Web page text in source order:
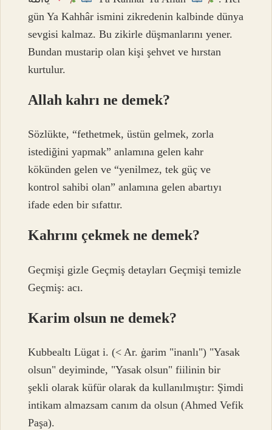
gün Ya Kahhâr ismini zikredenin kalbinde dünya
sevgisi kalmaz. Bu zikirle düşmanlarını yener.
Bundan mustarip olan kişi şehvet ve hırstan
kurtulur.
Allah kahrı ne demek?
Sözlükte, “fethetmek, üstün gelmek, zorla
istediğini yapmak” anlamına gelen kahr
kökünden gelen ve “yenilmez, tek güç ve
kontrol sahibi olan” anlamına gelen abartıyı
ifade eden bir sıfattır.
Kahrını çekmek ne demek?
Geçmişi gizle Geçmiş detayları Geçmişi temizle
Geçmiş: acı.
Karim olsun ne demek?
Kubbealtı Lügat i. (< Ar. ġarіm "inanlı") "Yasak
olsun" deyiminde, "Yasak olsun" fiilinin bir
şekli olarak küfür olarak da kullanılmıştır: Şimdi
intikam almazsam canım da olsun (Ahmed Vefik
Paşa).